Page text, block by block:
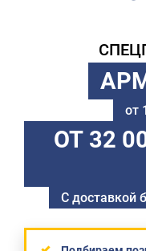
от
ОТ 32
С доставкой